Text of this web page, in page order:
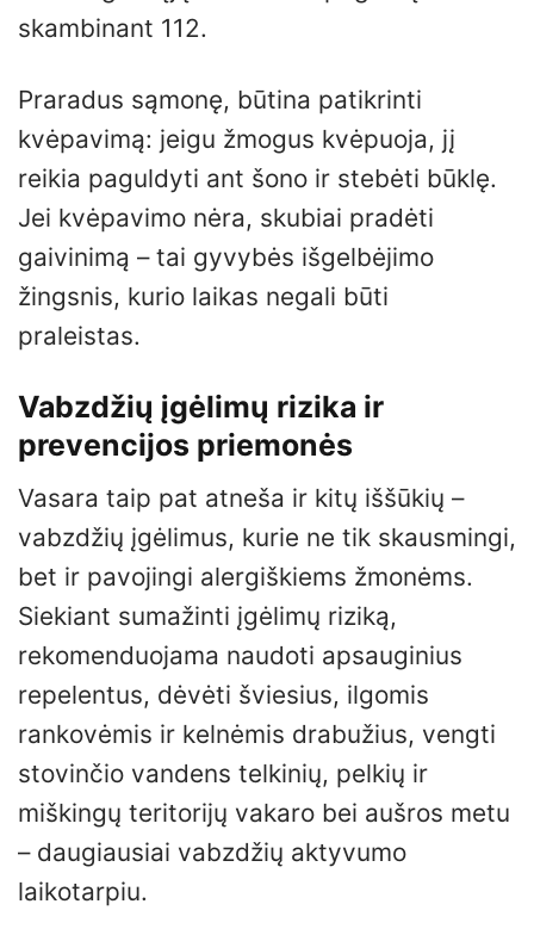
skambinant 112.
Praradus sąmonę, būtina patikrinti
kvėpavimą: jeigu žmogus kvėpuoja, jį
reikia paguldyti ant šono ir stebėti būklę.
Jei kvėpavimo nėra, skubiai pradėti
gaivinimą – tai gyvybės išgelbėjimo
žingsnis, kurio laikas negali būti
praleistas.
Vabzdžių įgėlimų rizika ir
prevencijos priemonės
Vasara taip pat atneša ir kitų iššūkių –
vabzdžių įgėlimus, kurie ne tik skausmingi,
bet ir pavojingi alergiškiems žmonėms.
Siekiant sumažinti įgėlimų riziką,
rekomenduojama naudoti apsauginius
repelentus, dėvėti šviesius, ilgomis
rankovėmis ir kelnėmis drabužius, vengti
stovinčio vandens telkinių, pelkių ir
miškingų teritorijų vakaro bei aušros metu
– daugiausiai vabzdžių aktyvumo
laikotarpiu.